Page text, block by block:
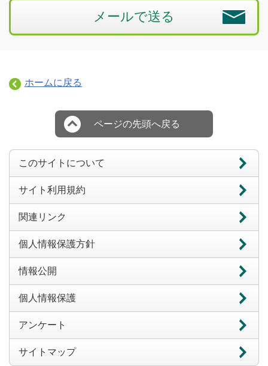
メールで送る
ホームに戻る
ページの先頭へ戻る
このサイトについて
サイト利用規約
関連リンク
個人情報保護方針
情報公開
個人情報保護
アンケート
サイトマップ